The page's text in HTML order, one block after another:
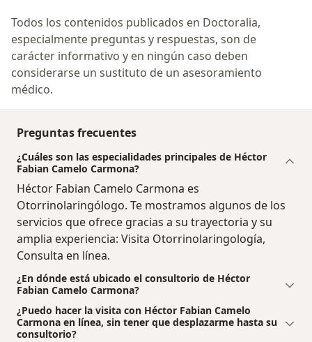
Todos los contenidos publicados en Doctoralia,
especialmente preguntas y respuestas, son de
carácter informativo y en ningún caso deben
considerarse un sustituto de un asesoramiento
médico.
Preguntas frecuentes
¿Cuáles son las especialidades principales de Héctor
Fabian Camelo Carmona?
Héctor Fabian Camelo Carmona es
Otorrinolaringólogo. Te mostramos algunos de los
servicios que ofrece gracias a su trayectoria y su
amplia experiencia: Visita Otorrinolaringología,
Consulta en línea.
¿En dónde está ubicado el consultorio de Héctor
Fabian Camelo Carmona?
¿Puedo hacer la visita con Héctor Fabian Camelo
Carmona en línea, sin tener que desplazarme hasta su
consultorio?